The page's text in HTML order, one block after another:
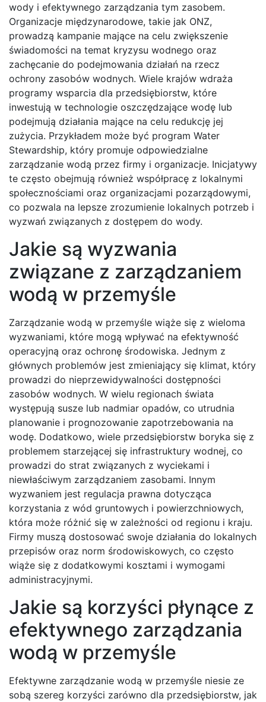
wody i efektywnego zarządzania tym zasobem.
Organizacje międzynarodowe, takie jak ONZ,
prowadzą kampanie mające na celu zwiększenie
świadomości na temat kryzysu wodnego oraz
zachęcanie do podejmowania działań na rzecz
ochrony zasobów wodnych. Wiele krajów wdraża
programy wsparcia dla przedsiębiorstw, które
inwestują w technologie oszczędzające wodę lub
podejmują działania mające na celu redukcję jej
zużycia. Przykładem może być program Water
Stewardship, który promuje odpowiedzialne
zarządzanie wodą przez firmy i organizacje. Inicjatywy
te często obejmują również współpracę z lokalnymi
społecznościami oraz organizacjami pozarządowymi,
co pozwala na lepsze zrozumienie lokalnych potrzeb i
wyzwań związanych z dostępem do wody.
Jakie są wyzwania
związane z zarządzaniem
wodą w przemyśle
Zarządzanie wodą w przemyśle wiąże się z wieloma
wyzwaniami, które mogą wpływać na efektywność
operacyjną oraz ochronę środowiska. Jednym z
głównych problemów jest zmieniający się klimat, który
prowadzi do nieprzewidywalności dostępności
zasobów wodnych. W wielu regionach świata
występują susze lub nadmiar opadów, co utrudnia
planowanie i prognozowanie zapotrzebowania na
wodę. Dodatkowo, wiele przedsiębiorstw boryka się z
problemem starzejącej się infrastruktury wodnej, co
prowadzi do strat związanych z wyciekami i
niewłaściwym zarządzaniem zasobami. Innym
wyzwaniem jest regulacja prawna dotycząca
korzystania z wód gruntowych i powierzchniowych,
która może różnić się w zależności od regionu i kraju.
Firmy muszą dostosować swoje działania do lokalnych
przepisów oraz norm środowiskowych, co często
wiąże się z dodatkowymi kosztami i wymogami
administracyjnymi.
Jakie są korzyści płynące z
efektywnego zarządzania
wodą w przemyśle
Efektywne zarządzanie wodą w przemyśle niesie ze
sobą szereg korzyści zarówno dla przedsiębiorstw, jak